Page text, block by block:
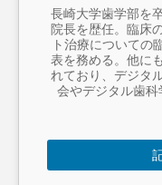
長崎大学歯学部を
院長を歴任。臨床
ト治療についての
表を務める。他に
れており、デジタ
会やデジタル歯